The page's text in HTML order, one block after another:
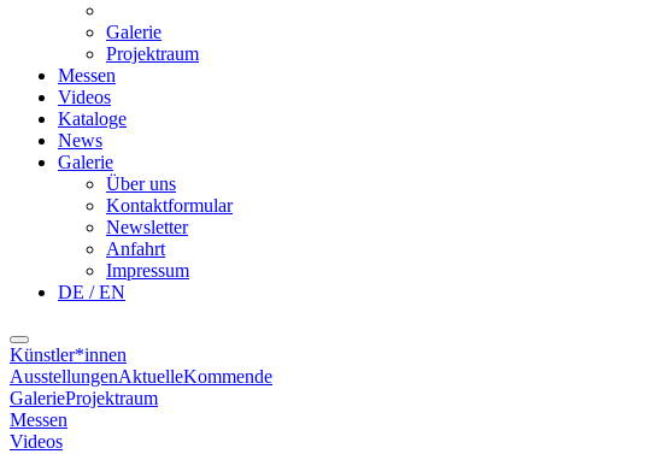
Galerie
Projektraum
Messen
Videos
Kataloge
News
Galerie
Über uns
Kontaktformular
Newsletter
Anfahrt
Impressum
DE / EN
Künstler*innen
AusstellungenAktuelleKommende
GalerieProjektraum
Messen
Videos